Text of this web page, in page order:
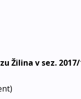
Žilina v sez.